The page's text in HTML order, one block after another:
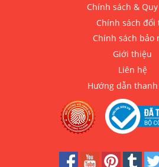
Chính sách &
Chính sách đổi
Chính sách bảo
Giới thiệu
Liên hệ
Hướng dẫn